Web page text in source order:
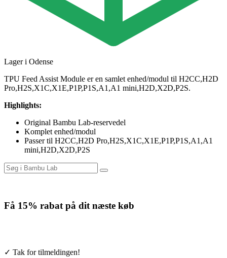
Lager i Odense
TPU Feed Assist Module er en samlet enhed/modul til H2CC,H2D
Pro,H2S,X1C,X1E,P1P,P1S,A1,A1 mini,H2D,X2D,P2S.
Highlights:
Original Bambu Lab-reservedel
Komplet enhed/modul
Passer til H2CC,H2D Pro,H2S,X1C,X1E,P1P,P1S,A1,A1
mini,H2D,X2D,P2S
Få 15% rabat på dit næste køb
✓ Tak for tilmeldingen!